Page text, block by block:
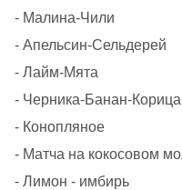
- Малина-Чили
- Апельсин-Сельдерей
- Лайм-Мята
- Черника-Банан-Корица
- Конопляное
- Матча на кокосовом
- Лимон - имбирь